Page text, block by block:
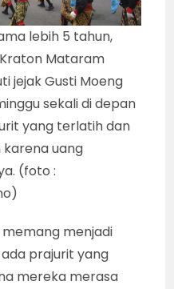
lebih 5 tahun,
Mataram
jejak Gusti Moeng
sekali di depan
yang terlatih dan
uang
(foto :
menjadi
prajurit yang
mereka merasa